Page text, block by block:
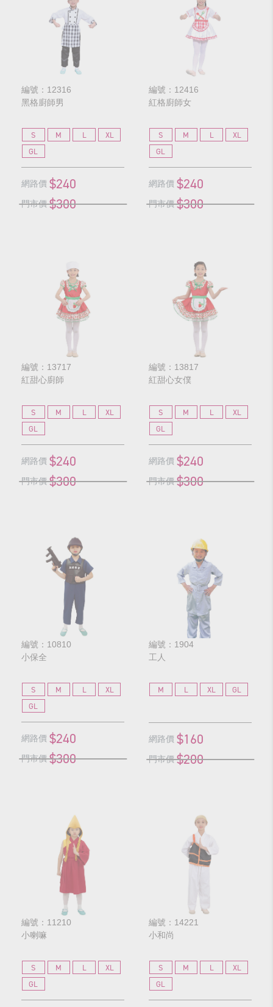
編號：12316
黑格廚師男
S M L
XL
GL
網路價 $240
門市價 $300
編號：12416
紅格廚師女
S M L
XL
GL
網路價 $240
門市價 $300
編號：13717
紅甜心廚師
S M L
XL
GL
網路價 $240
門市價 $300
編號：13817
紅甜心女僕
S M L
XL
GL
網路價 $240
門市價 $300
編號：10810
小保全
S M L
XL
GL
網路價 $240
門市價 $300
編號：1904
工人
M L XL GL
網路價 $160
門市價 $200
編號：11210
小喇嘛
S M L
XL
GL
編號：14221
小和尚
S M L
XL
GL